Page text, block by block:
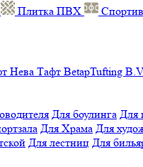
Плитка ПВХ
Нева Тафт BetapTufting
Для боулинга Для
Для Храма Для
Для лестниц Для